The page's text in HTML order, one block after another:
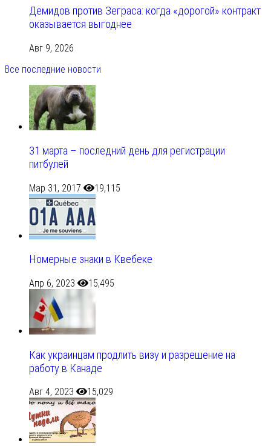
Демидов против Зеграса: когда «дорогой» контракт
оказывается выгоднее
Авг 9, 2026
Все последние новости
31 марта – последний день для регистрации
питбулей
Мар 31, 2017 19,115
Номерные знаки в Квебеке
Апр 6, 2023 15,495
Как украинцам продлить визу и разрешение на
работу в Канаде
Авг 4, 2023 15,029